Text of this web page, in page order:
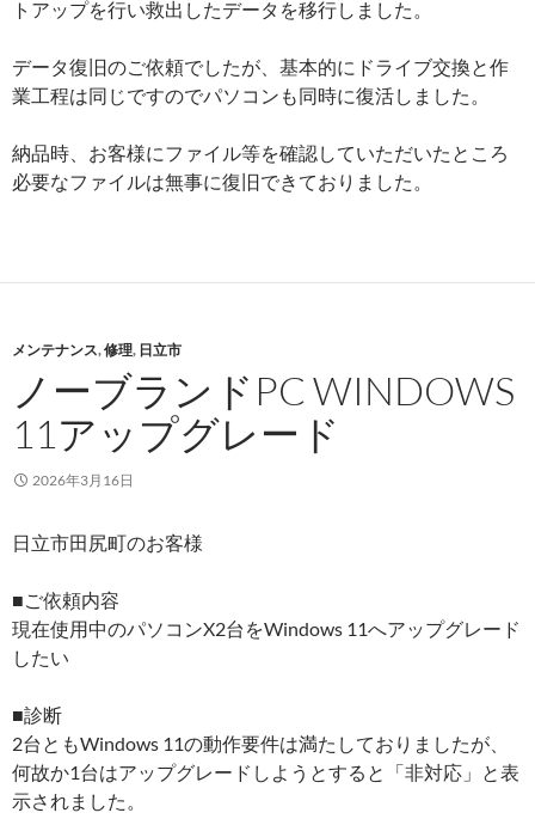
トアップを行い救出したデータを移行しました。
データ復旧のご依頼でしたが、基本的にドライブ交換と作
業工程は同じですのでパソコンも同時に復活しました。
納品時、お客様にファイル等を確認していただいたところ
必要なファイルは無事に復旧できておりました。
メンテナンス,修理, 日立市
ノーブランドPC WINDOWS
11アップグレード
2026年3月16日
日立市田尻町のお客様
■ご依頼内容
現在使用中のパソコンX2台をWindows 11へアップグレード
したい
■診断
2台ともWindows 11の動作要件は満たしておりましたが、
何故か1台はアップグレードしようとすると「非対応」と表
示されました。